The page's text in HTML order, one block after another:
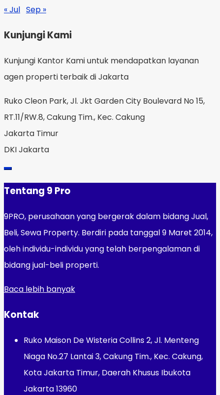
« Jul Sep »
Kunjungi Kami
Kunjungi Kantor Kami untuk mendapatkan layanan
agen properti terbaik di Jakarta
Ruko Cleon Park, Jl. Jkt Garden City Boulevard No 15,
RT.11/RW.8, Cakung Tim., Kec. Cakung
Jakarta Timur
DKI Jakarta
Tentang 9 Pro
9PRO, perusahaan yang bergerak dalam bidang Jual,
Beli, Sewa Property. Berdiri pada tanggal 9 Maret 2014,
oleh individu-individu yang telah berpengalaman di
bidang jual-beli properti.
Baca lebih banyak
Kontak
Ruko Maison De Wisteria Collins 2, Jl. Menteng
Niaga No.27 Lantai 3, Cakung Tim., Kec. Cakung,
Kota Jakarta Timur, Daerah Khusus Ibukota
Jakarta 13960